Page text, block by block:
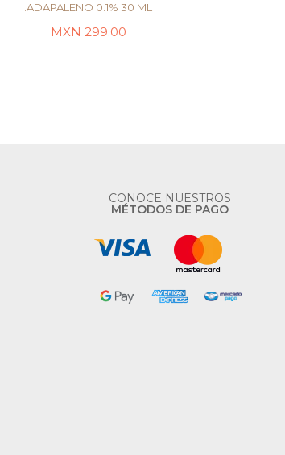
ADAPALENO 0.1% 30 ML.
299.00
CONOCE NUESTROS
MÉTODOS DE PAGO